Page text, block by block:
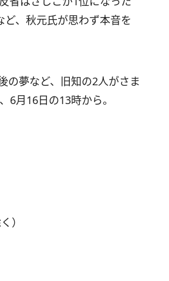
、秋元氏が思わず本音を
の夢など、旧知の2人がさま
6月16日の13時から。
）